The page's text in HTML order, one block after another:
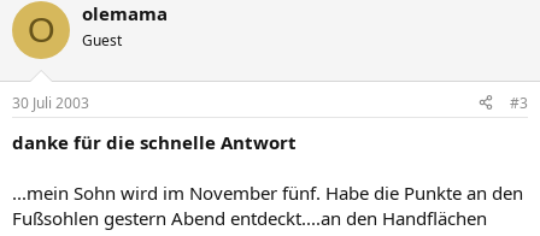
O olemama
Guest
30 Juli 2003 #3
danke für die schnelle Antwort
...mein Sohn wird im November fünf. Habe die Punkte an den
Fußsohlen gestern Abend entdeckt....an den Handflächen